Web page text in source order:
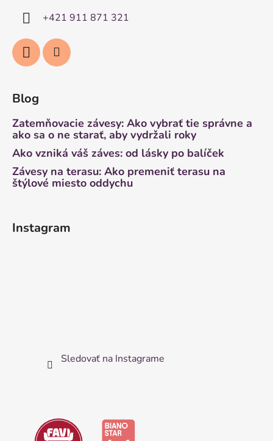
+421 911 871 321
Blog
Zatemňovacie závesy: Ako vybrať tie správne a
ako sa o ne starať, aby vydržali roky
Ako vzniká váš záves: od lásky po balíček
Závesy na terasu: Ako premeniť terasu na
štýlové miesto oddychu
Instagram
Sledovať na Instagrame